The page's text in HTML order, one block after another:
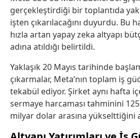
gerçekleştirdiği bir toplantıda
işten çıkarılacağını duyurdu. Bu
hızla artan yapay zeka altyapı
adına atıldığı belirtildi.
Yaklaşık 20 Mayıs tarihinde
çıkarmalar, Meta’nın toplam iş
tekabül ediyor. Şirket aynı hafta
sermaye harcaması tahminini
milyar dolar arasına yükselttiğini